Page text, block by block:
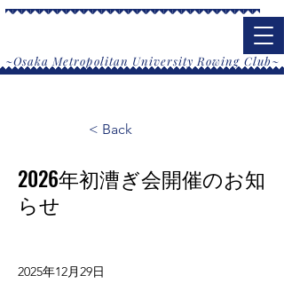
​~Osaka Metropolitan University Rowing Club~
< Back
2026年初漕ぎ会開催のお知
らせ
2025年12月29日